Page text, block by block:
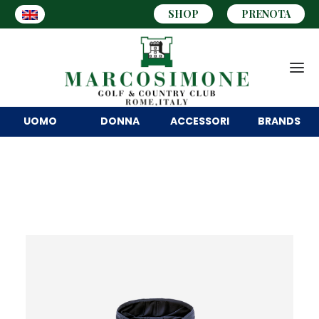
PRENOTA
SHOP
UOMO DONNA ACCESSORI BRANDS